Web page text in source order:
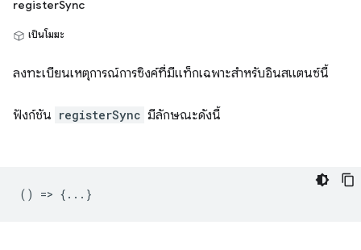
registerSync
เป็นโมฆะ
ลงทะเบียนเหตุการณ์การซิงค์ที่มีแท็กเฉพาะสำหรับอินสแตนซ์นี้
ฟังก์ชัน registerSync มีลักษณะดังนี้
() => {...}